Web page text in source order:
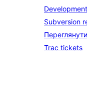
Subversion
Trac tickets